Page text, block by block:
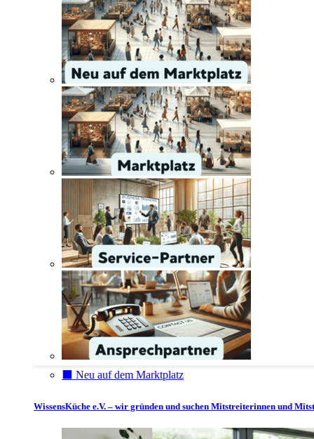
⬛️ Neu auf dem Marktplatz
WissensKüche e.V. – wir gründen und suchen Mitstreiterinnen und